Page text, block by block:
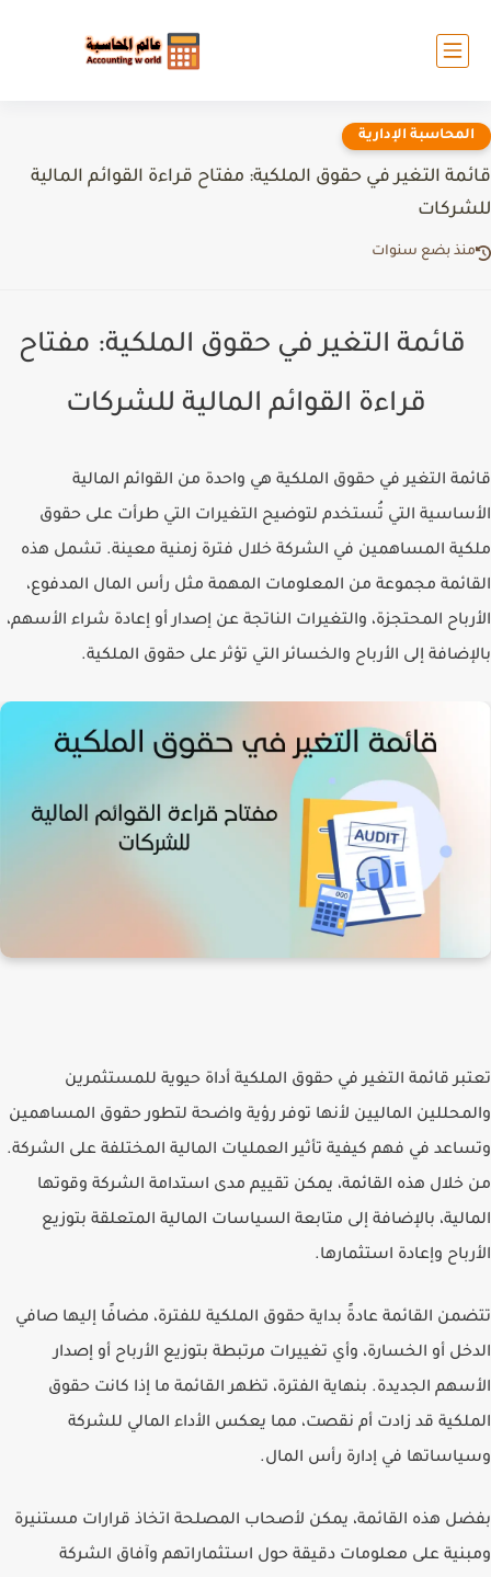
المحاسبة الإدارية
قائمة التغير في حقوق الملكية: مفتاح قراءة القوائم المالية
للشركات
منذ بضع سنوات
قائمة التغير في حقوق الملكية: مفتاح
قراءة القوائم المالية للشركات
قائمة التغير في حقوق الملكية هي واحدة من القوائم المالية
الأساسية التي تُستخدم لتوضيح التغيرات التي طرأت على حقوق
ملكية المساهمين في الشركة خلال فترة زمنية معينة. تشمل هذه
القائمة مجموعة من المعلومات المهمة مثل رأس المال المدفوع،
الأرباح المحتجزة، والتغيرات الناتجة عن إصدار أو إعادة شراء الأسهم،
بالإضافة إلى الأرباح والخسائر التي تؤثر على حقوق الملكية.
تعتبر قائمة التغير في حقوق الملكية أداة حيوية للمستثمرين
والمحللين الماليين لأنها توفر رؤية واضحة لتطور حقوق المساهمين
وتساعد في فهم كيفية تأثير العمليات المالية المختلفة على الشركة.
من خلال هذه القائمة، يمكن تقييم مدى استدامة الشركة وقوتها
المالية، بالإضافة إلى متابعة السياسات المالية المتعلقة بتوزيع
الأرباح وإعادة استثمارها.
تتضمن القائمة عادةً بداية حقوق الملكية للفترة، مضافًا إليها صافي
الدخل أو الخسارة، وأي تغييرات مرتبطة بتوزيع الأرباح أو إصدار
الأسهم الجديدة. بنهاية الفترة، تظهر القائمة ما إذا كانت حقوق
الملكية قد زادت أم نقصت، مما يعكس الأداء المالي للشركة
وسياساتها في إدارة رأس المال.
بفضل هذه القائمة، يمكن لأصحاب المصلحة اتخاذ قرارات مستنيرة
ومبنية على معلومات دقيقة حول استثماراتهم وآفاق الشركة